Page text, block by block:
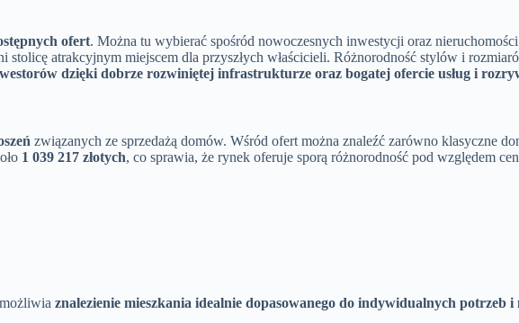
ofert. Można tu wybierać spośród nowoczesnych inwestycji oraz
stolicę atrakcyjnym miejscem dla przyszłych właścicieli. Różnorodność stylów i
dzięki dobrze rozwiniętej infrastrukturze oraz bogatej ofercie usług i
związanych ze sprzedażą domów. Wśród ofert można znaleźć zarówno klasyczne
1 039 217 złotych, co sprawia, że rynek oferuje sporą różnorodność pod względem
znalezienie mieszkania idealnie dopasowanego do indywidualnych potrzeb